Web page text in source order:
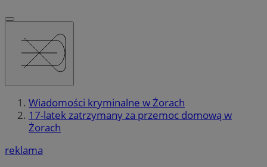
Wiadomości kryminalne w Żorach
17-latek zatrzymany za przemoc domową w
Żorach
reklama